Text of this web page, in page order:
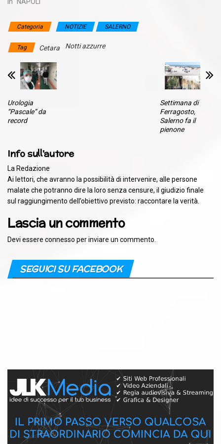
Categoria NOTIZIE SALERNO
Tag Cetara Notti azzurre
Urologia
“Pascale” da
record
Settimana di
Ferragosto,
Salerno fa il
pienone
Info sull'autore
La Redazione
Ai lettori, che avranno la possibilità di intervenire, alle persone
malate che potranno dire la loro senza censure, il giudizio finale
sul raggiungimento dell’obiettivo previsto: raccontare la verità.
Lascia un commento
Devi essere connesso per inviare un commento.
SEGUICI SU FACEBOOK